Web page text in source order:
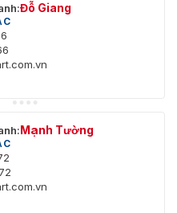
Đỗ Giang
Mạnh Tường